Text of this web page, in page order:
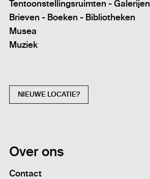
Tentoonstellingsruimten - Galerijen
Brieven - Boeken - Bibliotheken
Musea
Muziek
NIEUWE LOCATIE?
Over ons
Contact